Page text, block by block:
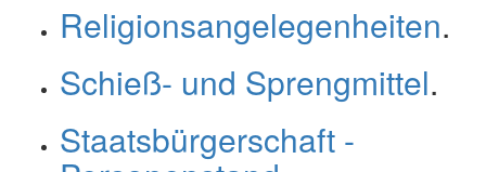
Religionsangelegenheiten.
Schieß- und Sprengmittel.
Staatsbürgerschaft -